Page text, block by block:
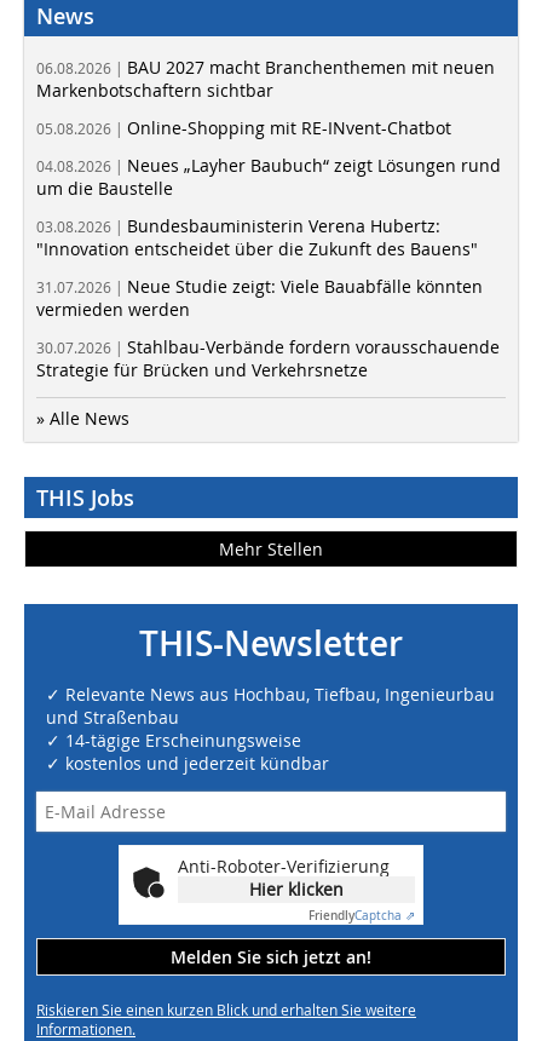
News
06.08.2026 | BAU 2027 macht Branchenthemen mit neuen
Markenbotschaftern sichtbar
05.08.2026 | Online-Shopping mit RE-INvent-Chatbot
04.08.2026 | Neues „Layher Baubuch“ zeigt Lösungen rund
um die Baustelle
03.08.2026 | Bundesbauministerin Verena Hubertz:
"Innovation entscheidet über die Zukunft des Bauens"
31.07.2026 | Neue Studie zeigt: Viele Bauabfälle könnten
vermieden werden
30.07.2026 | Stahlbau-Verbände fordern vorausschauende
Strategie für Brücken und Verkehrsnetze
» Alle News
THIS Jobs
Mehr Stellen
THIS-Newsletter
✓ Relevante News aus Hochbau, Tiefbau, Ingenieurbau
und Straßenbau
✓ 14-tägige Erscheinungsweise
✓ kostenlos und jederzeit kündbar
Anti-Roboter-Verifizierung
Hier klicken
FriendlyCaptcha ⇗
Melden Sie sich jetzt an!
Riskieren Sie einen kurzen Blick und erhalten Sie weitere
Informationen.